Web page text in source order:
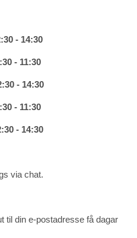
- 14:30
- 11:30
- 14:30
- 11:30
- 14:30
via chat.
til din e-postadresse få dagar